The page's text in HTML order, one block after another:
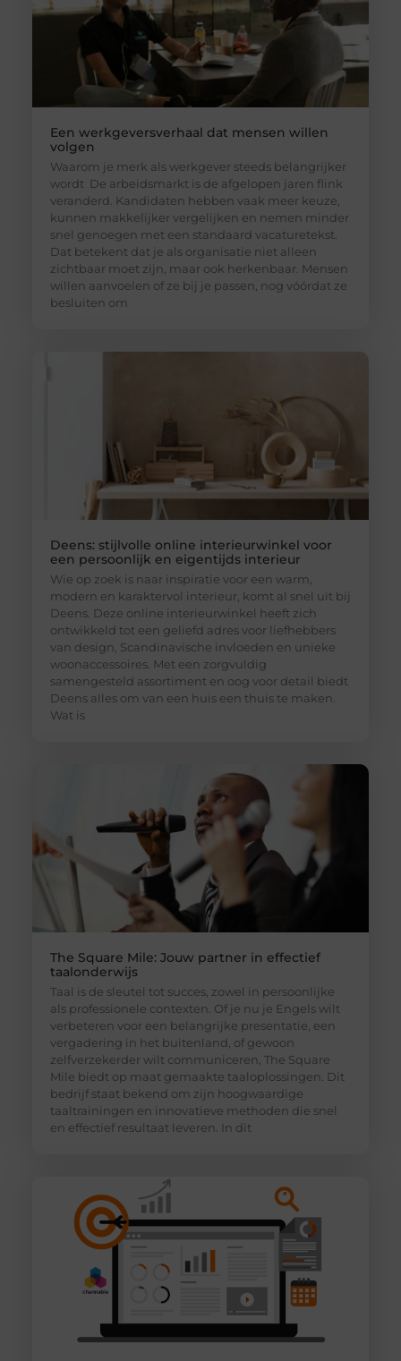
Een werkgeversverhaal dat mensen willen
volgen
Waarom je merk als werkgever steeds belangrijker
wordt De arbeidsmarkt is de afgelopen jaren flink
veranderd. Kandidaten hebben vaak meer keuze,
kunnen makkelijker vergelijken en nemen minder
snel genoegen met een standaard vacaturetekst.
Dat betekent dat je als organisatie niet alleen
zichtbaar moet zijn, maar ook herkenbaar. Mensen
willen aanvoelen of ze bij je passen, nog vóórdat ze
besluiten om
Deens: stijlvolle online interieurwinkel voor
een persoonlijk en eigentijds interieur
Wie op zoek is naar inspiratie voor een warm,
modern en karaktervol interieur, komt al snel uit bij
Deens. Deze online interieurwinkel heeft zich
ontwikkeld tot een geliefd adres voor liefhebbers
van design, Scandinavische invloeden en unieke
woonaccessoires. Met een zorgvuldig
samengesteld assortiment en oog voor detail biedt
Deens alles om van een huis een thuis te maken.
Wat is
The Square Mile: Jouw partner in effectief
taalonderwijs
Taal is de sleutel tot succes, zowel in persoonlijke
als professionele contexten. Of je nu je Engels wilt
verbeteren voor een belangrijke presentatie, een
vergadering in het buitenland, of gewoon
zelfverzekerder wilt communiceren, The Square
Mile biedt op maat gemaakte taaloplossingen. Dit
bedrijf staat bekend om zijn hoogwaardige
taaltrainingen en innovatieve methoden die snel
en effectief resultaat leveren. In dit